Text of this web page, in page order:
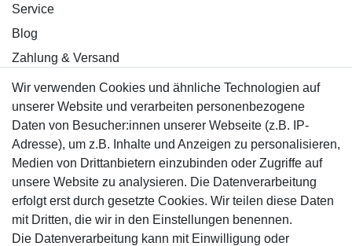
Service
Blog
Zahlung & Versand
Sicher einkaufen
Mitglied
Wir verwenden Cookies und ähnliche Technologien auf
unserer Website und verarbeiten personenbezogene
Daten von Besucher:innen unserer Webseite (z.B. IP-
Adresse), um z.B. Inhalte und Anzeigen zu personalisieren,
Medien von Drittanbietern einzubinden oder Zugriffe auf
unsere Website zu analysieren. Die Datenverarbeitung
erfolgt erst durch gesetzte Cookies. Wir teilen diese Daten
mit Dritten, die wir in den Einstellungen benennen.
Die Datenverarbeitung kann mit Einwilligung oder